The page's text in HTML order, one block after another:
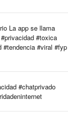
La app se llama
#toxica
#tendencia #viral #fyp
#chatprivado